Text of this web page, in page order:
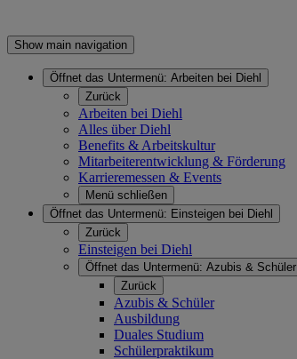
Show main navigation
Öffnet das Untermenü: Arbeiten bei Diehl
Zurück
Arbeiten bei Diehl
Alles über Diehl
Benefits & Arbeitskultur
Mitarbeiterentwicklung & Förderung
Karrieremessen & Events
Menü schließen
Öffnet das Untermenü: Einsteigen bei Diehl
Zurück
Einsteigen bei Diehl
Öffnet das Untermenü: Azubis & Schüler
Zurück
Azubis & Schüler
Ausbildung
Duales Studium
Schülerpraktikum